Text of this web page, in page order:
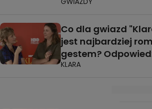
Co dla gwiazd
jest najbardziej
gestem?
KLARA